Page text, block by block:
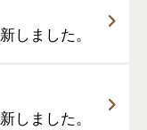
しました。
しました。